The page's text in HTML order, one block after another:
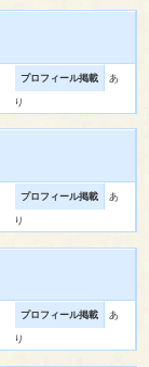
プロフィール掲載 あ
り
プロフィール掲載 あ
り
プロフィール掲載 あ
り